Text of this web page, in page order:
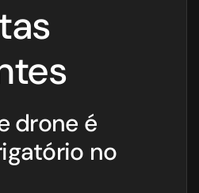
drone é
no